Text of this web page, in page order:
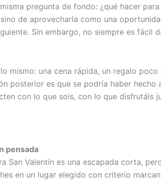
pregunta de fondo: ¿qué hacer
de aprovecharla como una
Sin embargo, no siempre es fácil
mismo: una cena rápida, un regalo
posterior es que se podría haber
con lo que sois, con lo que
pensada
San Valentín es una escapada corta,
en un lugar elegido con criterio